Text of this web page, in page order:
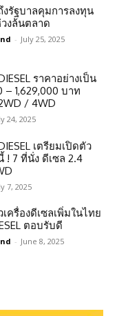
รัฐบาลคุมการลงทุน
งล้นตลาด
- July 25, 2025
ราคาอย่างเป็น
– 1,629,000 บาท
/ 4WD
24, 2025
เตรียมเปิดตัว
! 7 ที่นั่ง ดีเซล 2.4
7, 2025
ครื่องดีเซลเพิ่มในไทย
ตอบรับดี
- June 8, 2025